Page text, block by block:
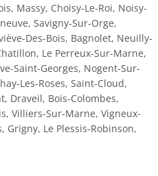
Massy, Choisy-Le-Roi, Noisy-
Savigny-Sur-Orge,
Des-Bois, Bagnolet, Neuilly-
Le Perreux-Sur-Marne,
Saint-Georges, Nogent-Sur-
Les-Roses, Saint-Cloud,
Draveil, Bois-Colombes,
Villiers-Sur-Marne, Vigneux-
Grigny, Le Plessis-Robinson,